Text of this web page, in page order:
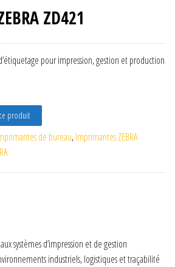
ZD421
pour impression, gestion et production
produit
de bureau,Imprimantes ZEBRA
systèmes d’impression et de gestion
industriels, logistiques et traçabilité